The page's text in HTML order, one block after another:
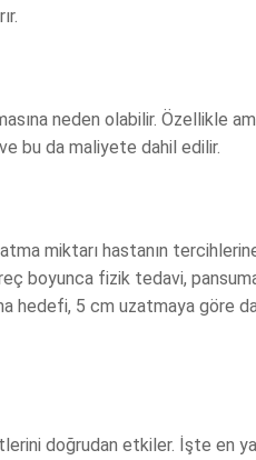
neden olabilir. Özellikle
bu da maliyete dahil edilir.
miktarı hastanın
boyunca fizik tedavi,
hedefi, 5 cm uzatmaya göre
doğrudan etkiler. İşte en